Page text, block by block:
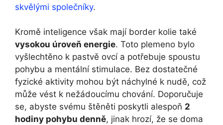
skvělými společníky.
Kromě inteligence však mají border kolie také
vysokou úroveň energie. Toto plemeno bylo
vyšlechtěno k pastvě ovcí a potřebuje spoustu
pohybu a mentální stimulace. Bez dostatečné
fyzické aktivity mohou být náchylné k nudě, což
může vést k nežádoucímu chování. Doporučuje
se, abyste svému štěněti poskytli alespoň 2
hodiny pohybu denně, jinak hrozí, že se doma